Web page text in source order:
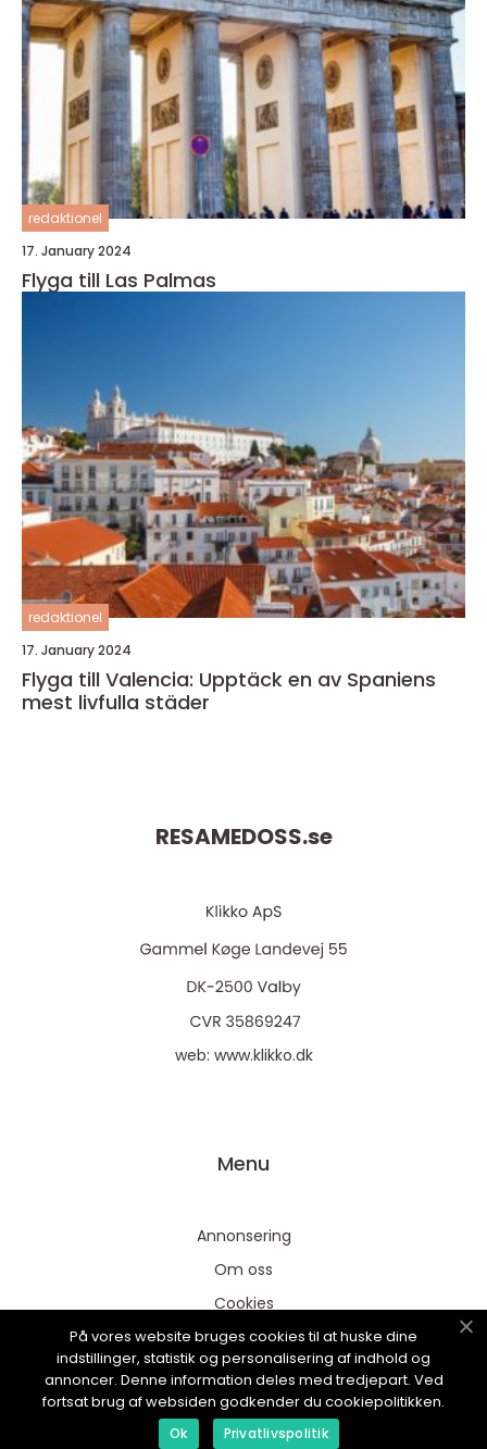
redaktionel
17. January 2024
Flyga till Las Palmas
redaktionel
17. January 2024
Flyga till Valencia: Upptäck en av Spaniens
mest livfulla städer
RESAMEDOSS.se
web: www.klikko.dk
Menu
Annonsering
Om oss
Cookies
Kontakta oss
Sitemap
På vores website bruges cookies til at huske dine
indstillinger, statistik og personalisering af indhold og
annoncer. Denne information deles med tredjepart. Ved
fortsat brug af websiden godkender du cookiepolitikken.
Ok Privatlivspolitik